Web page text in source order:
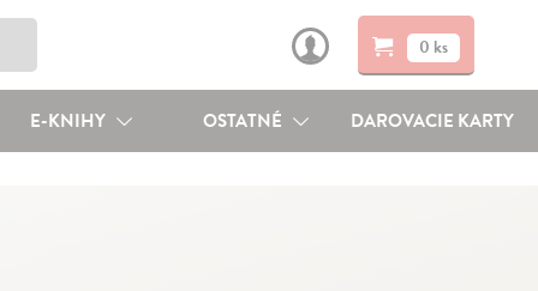
0 ks
E-KNIHY OSTATNÉ DAROVACIE KARTY